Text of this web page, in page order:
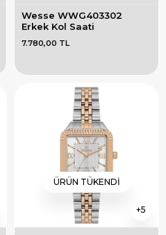
Wesse WWG403302
Erkek Kol Saati
7.780,00 TL
5
ÜRÜN TÜKENDI